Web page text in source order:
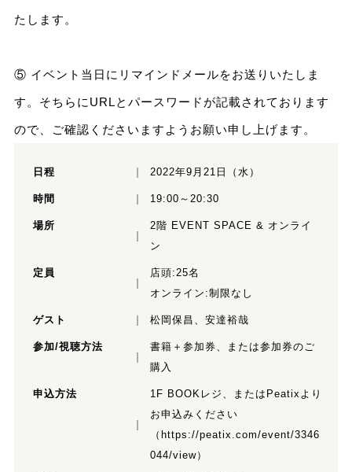
たします。
⑤ イベント当日にリマインドメールをお送りいたしま
す。そちらにURLとパースワードが記載されております
ので、ご確認くださいますようお願い申し上げます。
日程 2022年9月21日（水）
時間 19:00～20:30
場所
2階 EVENT SPACE & オンライ
ン
定員
店頭:25名
オンライン:制限なし
ゲスト 松岡保昌、安達裕哉
参加/視聴方法
書籍＋参加券、または参加券のご
購入
申込方法
1F BOOKレジ、またはPeatixより
お申込みください
（ https://peatix.com/event/3346
044/view）